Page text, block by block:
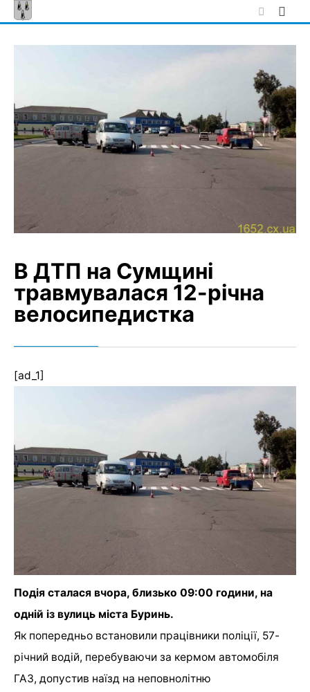
Skip
to
В ДТП на Сумщині
травмувалася 12-річна
велосипедистка
[ad_1]
Подія сталася вчора, близько 09:00 години, на
одній із вулиць міста Буринь.
Як попередньо встановили працівники поліції, 57-
річний водій, перебуваючи за кермом автомобіля
ГАЗ, допустив наїзд на неповнолітню